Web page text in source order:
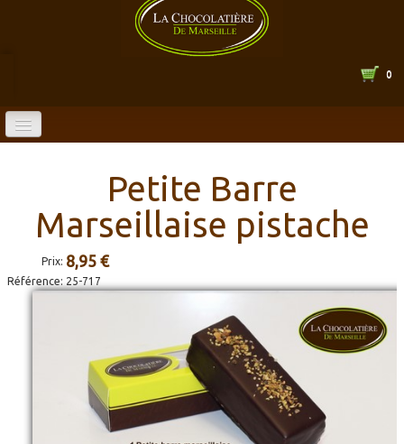
0
BOUTIQUE EN LIGNE
CATALOGUE
LA CHOCOLATERIE
Petite Barre
Marseillaise pistache
Prix: 8,95 €
Référence: 25-717